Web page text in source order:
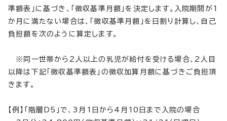
準額表」に基づき、「徴収基準月額」を決定します。入院期間が1
か月に満たない場合は、「徴収基準月額」を日割り計算し、自己
負担額を次のように算定します。
※同一世帯から2人以上の乳児が給付を受ける場合、2人目
以降は下記「徴収基準額表」の徴収加算月額に基づきご負担頂
きます。
【例】「階層D5」で、3月1日から4月10日まで入院の場合